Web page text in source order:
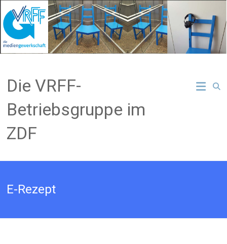
Inhalt
springen
Die VRFF-
Betriebsgruppe im
ZDF
E-Rezept